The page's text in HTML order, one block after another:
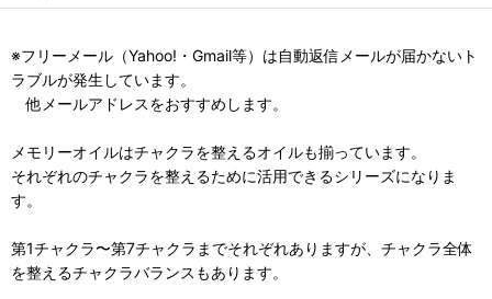
※フリーメール（Yahoo!・Gmail等）は自動返信メールが届かないト
ラブルが発生しています。
他メールアドレスをおすすめします。
メモリーオイルはチャクラを整えるオイルも揃っています。
それぞれのチャクラを整えるために活用できるシリーズになりま
す。
第1チャクラ〜第7チャクラまでそれぞれありますが、チャクラ全体
を整えるチャクラバランスもあります。